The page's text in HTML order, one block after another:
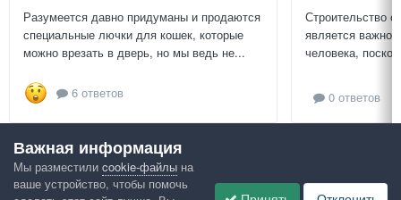
Разумеется давно придуманы и продаются
специальные лючки для кошек, которые
можно врезать в дверь, но мы ведь не...
6 ответов
Строительство
является
человека,
0 ответов
Посмотреть всё
Важная информация
Мы разместили cookie-файлы на
ваше устройство, чтобы помочь